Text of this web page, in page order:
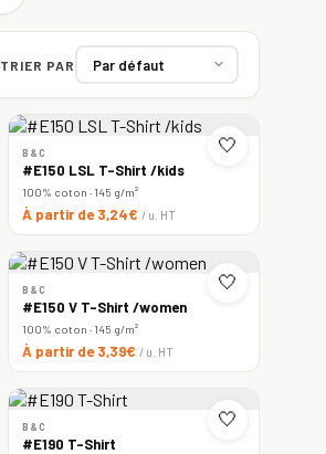
TRIER PAR
🤍
B&C
#E150 LSL T-Shirt /kids
100% coton · 145 g/m²
À partir de 3,24€ / u. HT
🤍
B&C
#E150 V T-Shirt /women
100% coton · 145 g/m²
À partir de 3,39€ / u. HT
🤍
B&C
#E190 T-Shirt